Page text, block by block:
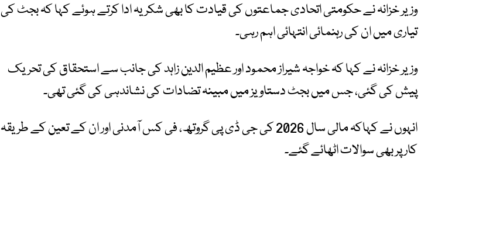
وزیر خزانہ نے حکومتی اتحادی جماعتوں کی قیادت کا بھی شکریہ ادا کرتے ہوئے کہا کہ بجٹ کی
تیاری میں ان کی رہنمائی انتہائی اہم رہی۔
وزیر خزانہ نے کہا کہ خواجہ شیراز محمود اور عظیم الدین زاہد کی جانب سے استحقاق کی تحریک
پیش کی گئی، جس میں بجٹ دستاویز میں مبینہ تضادات کی نشاندہی کی گئی تھی۔
انہوں نے کہاکہ مالی سال 2026 کی جی ڈی پی گروتھ، فی کس آمدنی اور ان کے تعین کے طریقہ
کار پر بھی سوالات اٹھائے گئے۔